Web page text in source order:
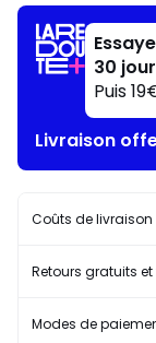
30
Puis
Livraison
Coûts de livraison
Retours gratuits
Modes de